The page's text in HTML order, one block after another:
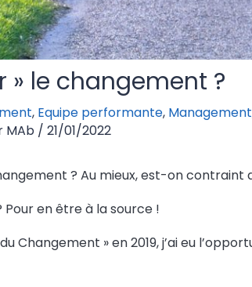
» le changement ?
, Equipe performante, Management
MAb / 21/01/2022
? Au mieux, est-on contraint
en être à la source !
Changement » en 2019, j’ai eu